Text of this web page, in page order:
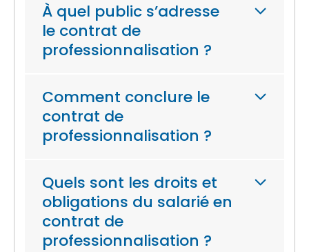
À quel public s’adresse
le contrat de
professionnalisation ?
Comment conclure le
contrat de
professionnalisation ?
Quels sont les droits et
obligations du salarié en
contrat de
professionnalisation ?